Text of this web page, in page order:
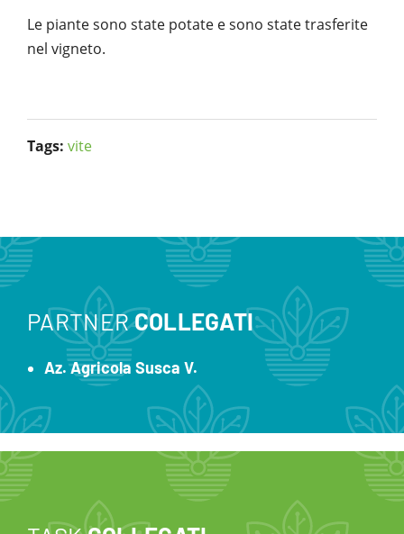
Le piante sono state potate e sono state trasferite
nel vigneto.
Tags: vite
PARTNERCOLLEGATI
Az. Agricola Susca V.